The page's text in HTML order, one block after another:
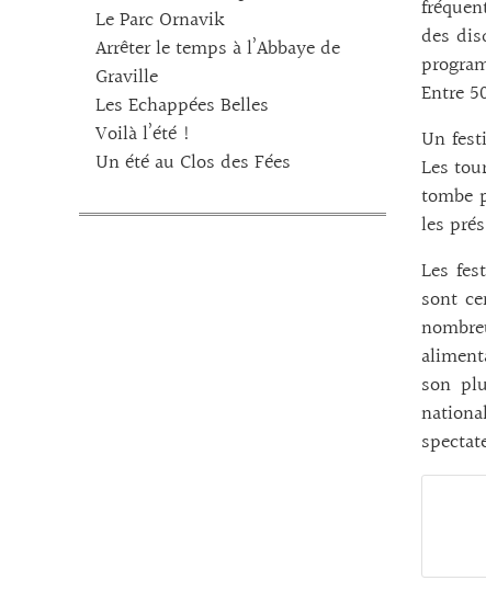
Le Parc Ornavik
Arrêter le temps à l’Abbaye de
Graville
Les Echappées Belles
Voilà l’été !
Un été au Clos des Fées
des
Entre
Un
Les
tombe
les
Les
sont
son